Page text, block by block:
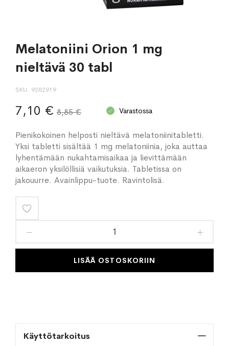
Melatoniini Orion 1 mg
nieltävä 30 tabl
SKU 9282919
7,10 € 8,85 € Varastossa
Pienikokoinen helposti nieltävä melatoniinitabletti.
Yksi tabletti sisältää 1 mg melatoniinia, joka auttaa
lyhentämään nukahtamisaikaa ja lievittämään
aikaeron yksilöllisiä vaikutuksia. Tabletissa on
jakouurre. Avainlippu-tuote. Ravintolisä.
toivelistaan
LISÄÄ OSTOSKORIIN
Käyttötarkoitus